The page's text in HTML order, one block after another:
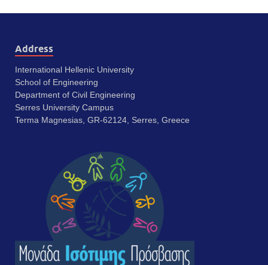
Address
International Hellenic University
School of Engineering
Department of Civil Engineering
Serres University Campus
Terma Magnesias, GR-62124, Serres, Greece